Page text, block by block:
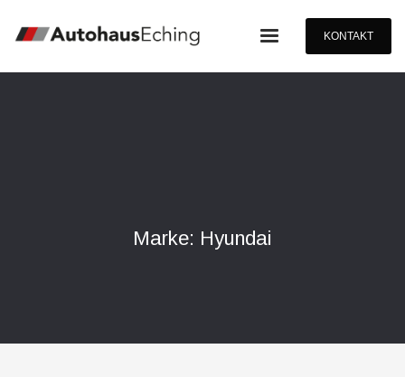
KONTAKT
Marke: Hyundai